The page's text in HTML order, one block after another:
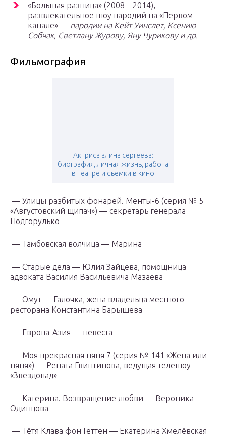
«Большая разница» (2008—2014),
развлекательное шоу пародий на «Первом
канале» — пародии на Кейт Уинслет, Ксению
Собчак, Светлану Журову, Яну Чурикову и др.
Фильмография
Актриса алина сергеева:
биография, личная жизнь, работа
в театре и съемки в кино
— Улицы разбитых фонарей. Менты-6 (серия № 5
«Августовский щипач») — секретарь генерала
Подгорулько
— Тамбовская волчица — Марина
— Старые дела — Юлия Зайцева, помощница
адвоката Василия Васильевича Мазаева
— Омут — Галочка, жена владельца местного
ресторана Константина Барышева
— Европа-Азия — невеста
— Моя прекрасная няня 7 (серия № 141 «Жена или
няня») — Рената Гвинтинова, ведущая телешоу
«Звездопад»
— Катерина. Возвращение любви — Вероника
Одинцова
— Тётя Клава фон Геттен — Екатерина Хмелёвская